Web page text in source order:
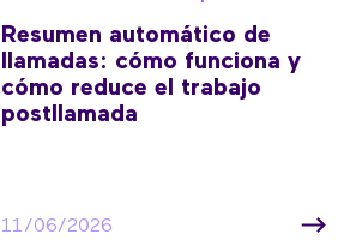
Resumen automático de
llamadas: cómo funciona y
cómo reduce el trabajo
postllamada
11/06/2026